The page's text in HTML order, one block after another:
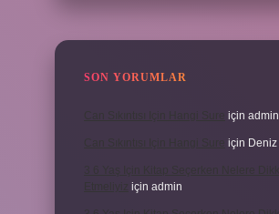
SON YORUMLAR
için admin
için Deniz
için admin